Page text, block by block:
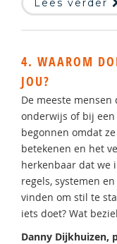
Lees verder
4. WAAROM
JOU?
De meeste
onderwijs of bij
begonnen omdat
betekenen en het
herkenbaar dat we
regels, systemen
vinden om stil te
iets doet? Wat
Danny Dijkhuizen,